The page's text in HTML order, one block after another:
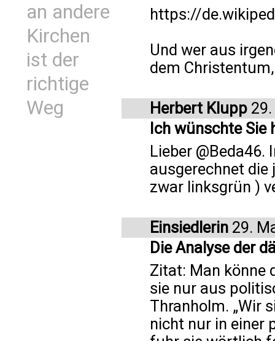
an andere
Kirchen
ist der
richtige
Weg
https://
Und wer aus
dem
Herbert Klupp
Ich wünschte Sie
Lieber @Beda46.
ausgerechnet die
zwar linksgrün )
Einsiedlerin 29.
Die Analyse der
Zitat: Man könne
sie nur aus
Thranholm. „Wir
nicht nur in einer